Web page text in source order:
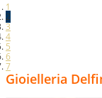
Sara Fantini
1
2
3
4
5
6
7
Gioielleria